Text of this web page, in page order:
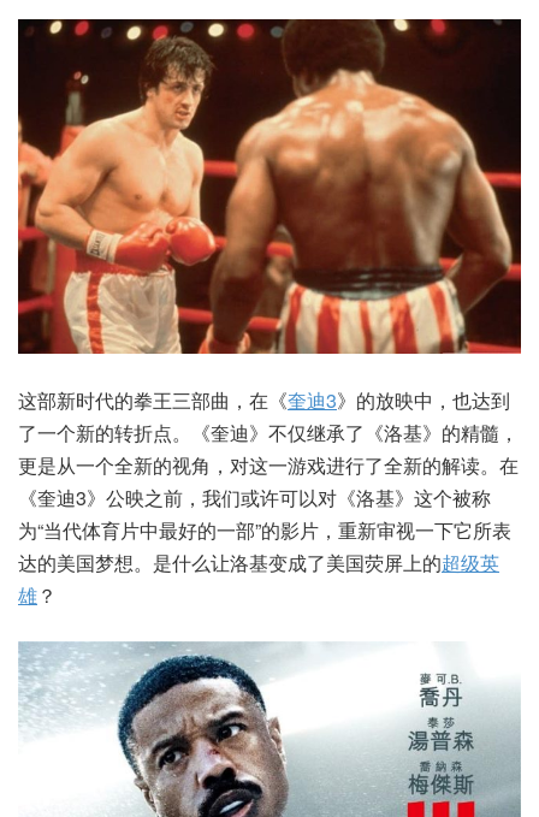
这部新时代的拳王三部曲，在《奎迪3》的放映中，也达到
了一个新的转折点。《奎迪》不仅继承了《洛基》的精髓，
更是从一个全新的视角，对这一游戏进行了全新的解读。在
《奎迪3》公映之前，我们或许可以对《洛基》这个被称
为“当代体育片中最好的一部”的影片，重新审视一下它所表
达的美国梦想。是什么让洛基变成了美国荧屏上的超级英
雄？